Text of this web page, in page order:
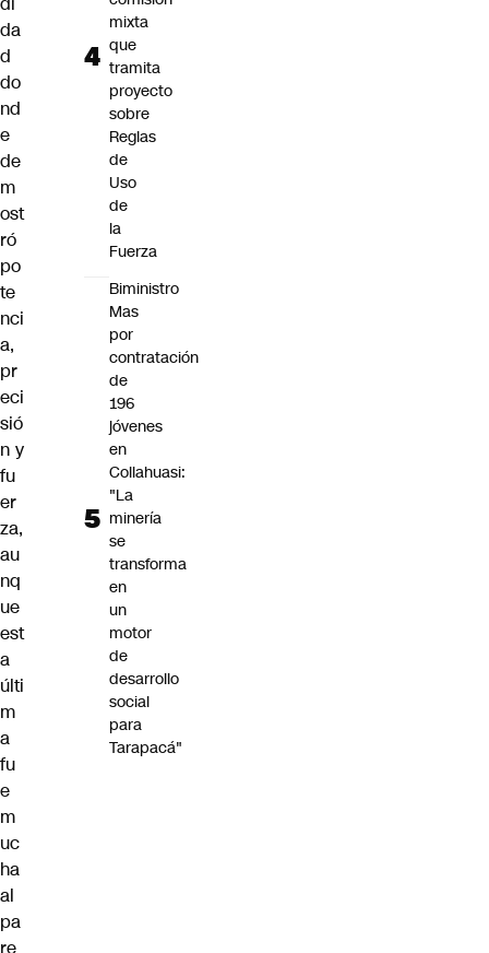
da
d
do
nd
e
de
m
ost
ró
po
te
nci
a,
pr
eci
sió
n y
fu
er
za,
au
nq
ue
est
a
últi
m
a
fu
e
m
uc
ha
al
pa
re
mixta
que
tramita
proyecto
sobre
Reglas
de
Uso
de
la
Fuerza
Biministro
Mas
por
contratación
de
196
jóvenes
en
Collahuasi:
"La
minería
se
transforma
en
un
motor
de
desarrollo
social
para
Tarapacá"